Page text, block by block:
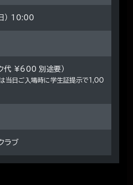
10:00
代 ¥600 別途要）
当日ご入場時に学生証提示で1,00
ラブ